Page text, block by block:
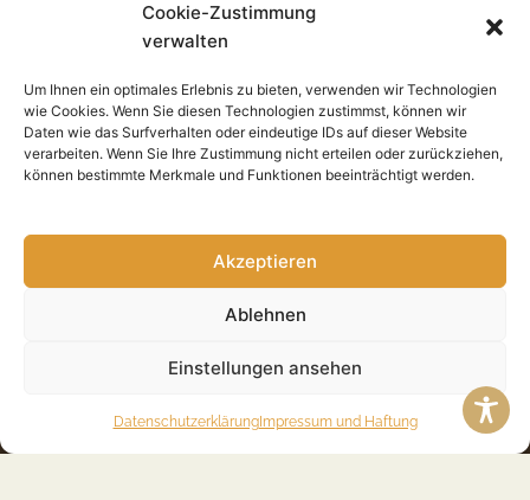
Cookie-Zustimmung
verwalten
Um Ihnen ein optimales Erlebnis zu bieten, verwenden wir Technologien
wie Cookies. Wenn Sie diesen Technologien zustimmst, können wir
Daten wie das Surfverhalten oder eindeutige IDs auf dieser Website
verarbeiten. Wenn Sie Ihre Zustimmung nicht erteilen oder zurückziehen,
können bestimmte Merkmale und Funktionen beeinträchtigt werden.
Akzeptieren
Ablehnen
Einstellungen ansehen
DatenschutzerklärungImpressum und Haftung
E-Mail: info@taxeagle.de
TaxEagle in Süderbrarup
Steuerberater Partnerschaft mbB
Holmer Straße 29
24392 Süderbrarup
TaxEagle in Rendsburg
Telefon: 0 43 31 / 49 86 25 – 0
E-Mail: info@taxeagle.de